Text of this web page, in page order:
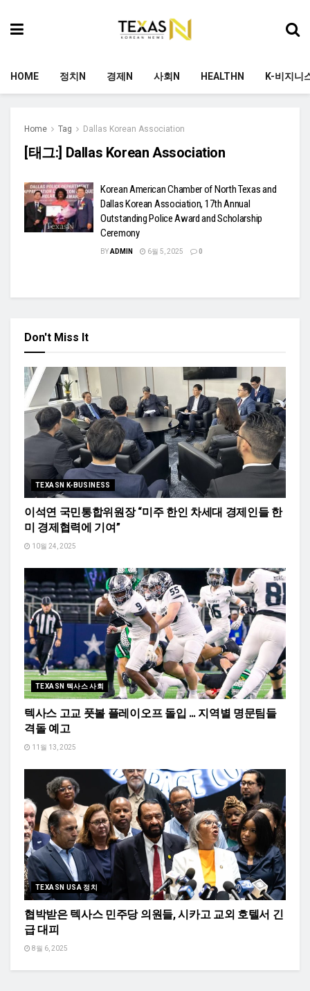
HOME 정치N 경제N 사회N HEALTHN K-비지니
Home Tag Dallas Korean Association
[태그:] Dallas Korean Association
Korean American Chamber of North Texas and
Dallas Korean Association, 17th Annual
Outstanding Police Award and Scholarship
Ceremony
BYADMIN 6월 5, 2025 0
Don't Miss It
TEXASN K-BUSINESS
이석연 국민통합위원장 “미주 한인 차세대 경제인들 한
미 경제협력에 기여”
10월 24, 2025
TEXASN 텍사스 사회
텍사스 고교 풋볼 플레이오프 돌입 … 지역별 명문팀들
격돌 예고
11월 13, 2025
TEXASN USA 정치
협박받은 텍사스 민주당 의원들, 시카고 교외 호텔서 긴
급 대피
8월 6, 2025